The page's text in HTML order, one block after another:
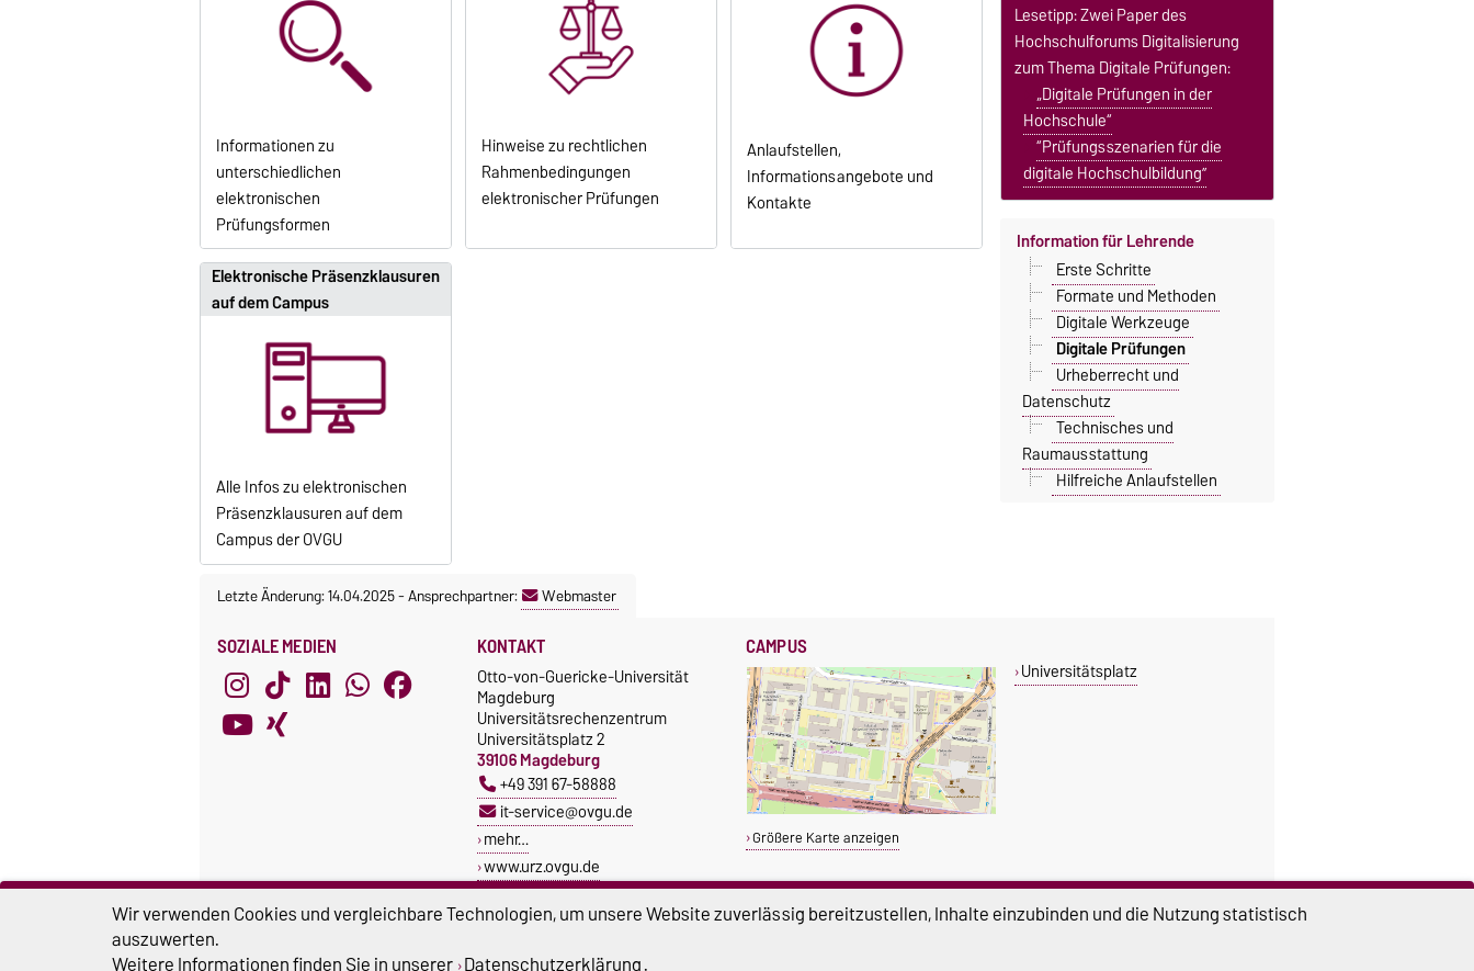
Informationen zu
unterschiedlichen
elektronischen
Prüfungsformen
Hinweise zu rechtlichen
Rahmenbedingungen
elektronischer Prüfungen
Anlaufstellen,
Informationsangebote und
Kontakte
Elektronische Präsenzklausuren
auf dem Campus
Alle Infos zu elektronischen
Präsenzklausuren auf dem
Campus der OVGU
Lesetipp: Zwei Paper des
Hochschulforums Digitalisierung
zum Thema Digitale Prüfungen:
„Digitale Prüfungen in der
Hochschule“
“Prüfungsszenarien für die
digitale Hochschulbildung”
Information für Lehrende
Erste Schritte
Formate und Methoden
Digitale Werkzeuge
Digitale Prüfungen
Urheberrecht und
Datenschutz
Technisches und
Raumausstattung
Hilfreiche Anlaufstellen
Letzte Änderung: 14.04.2025-Ansprechpartner: Webmaster
SOZIALE MEDIEN KONTAKT
Otto-von-Guericke-Universität
Magdeburg
Universitätsrechenzentrum
Universitätsplatz 2
39106 Magdeburg
+49 391 67-58888
it-service@ovgu.de
mehr…
www.urz.ovgu.de
CAMPUS
Größere Karte anzeigen
Universitätsplatz
DIESE SEITE
Wir verwenden Cookies und vergleichbare Technologien, um unsere Website zuverlässig bereitzustellen, Inhalte einzubinden und die Nutzung statistisch
auszuwerten.
Weitere Informationen finden Sie in unserer Datenschutzerklärung.